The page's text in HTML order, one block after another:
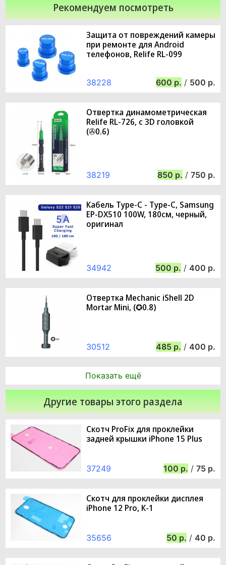
Рекомендуем посмотреть
Защита от повреждений камеры
при ремонте для Android
телефонов, Relife RL-099
38228 600 / 500
Отвертка динамометрическая
Relife RL-726, с 3D головкой
(✇0.6)
38219 850 / 750
Кабель Type-C - Type-C, Samsung
EP-DX510 100W, 180см, черный,
оригинал
34942 500 / 400
Отвертка Mechanic iShell 2D
Mortar Mini, (✪0.8)
30512 485 / 400
Показать ещё
Другие товары этого раздела
Скотч ProFix для проклейки
задней крышки iPhone 15 Plus
37249 100 / 75
Скотч для проклейки дисплея
iPhone 12 Pro, К-1
35656 50 / 40